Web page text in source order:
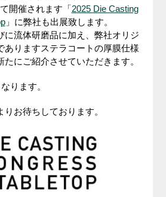
開催されます「2025 Die Casting
」に弊社も出展致します。
に流体研磨品に加え、弊社オリジ
ありますステラコートの厚膜仕様
たにご紹介させていただきます。
ります。
お待ちしております。